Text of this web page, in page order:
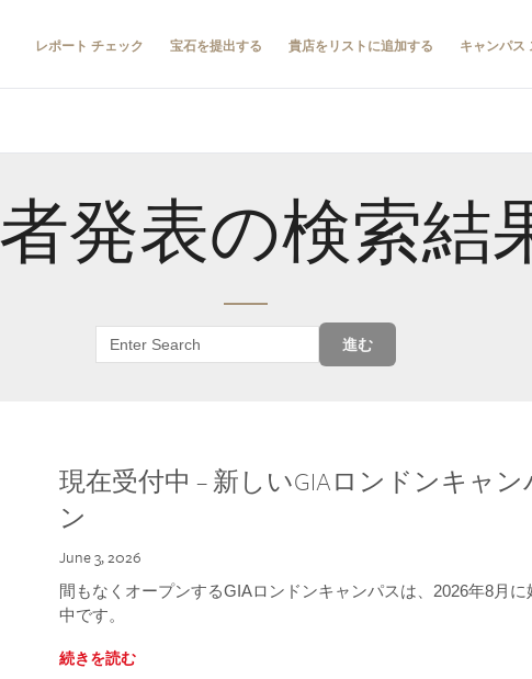
レポート チェック 宝石を提出する 貴店をリストに追加する キャンパス
発表の検索結
進む
現在受付中 – 新しいGIAロンドンキャ
ン
June 3, 2026
間もなくオープンするGIAロンドンキャンパスは、2026年8月
中です。
続きを読む